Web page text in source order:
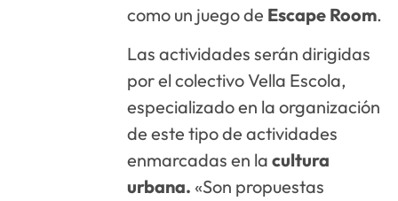
como un juego de Escape Room.
Las actividades serán dirigidas
por el colectivo Vella Escola,
especializado en la organización
de este tipo de actividades
enmarcadas en lacultura
urbana. «Son propuestas